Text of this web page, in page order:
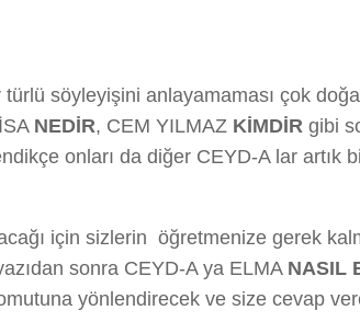
söyleyişini anlayamaması çok
NEDİR, CEM YILMAZ KİMDİR gibi
onları da diğer CEYD-A lar artık
için sizlerin öğretmenize gerek
sonra CEYD-A ya ELMA NASIL
yönlendirecek ve size cevap